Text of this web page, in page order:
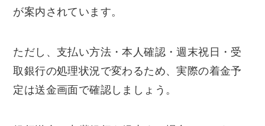
が案内されています。
ただし、支払い方法・本人確認・週末祝日・受
取銀行の処理状況で変わるため、実際の着金予
定は送金画面で確認しましょう。